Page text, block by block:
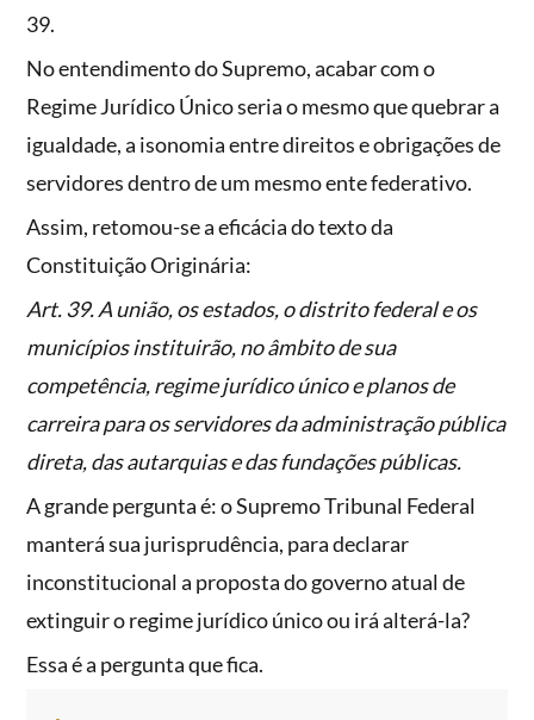
39.
No entendimento do Supremo, acabar com o
Regime Jurídico Único seria o mesmo que quebrar a
igualdade, a isonomia entre direitos e obrigações de
servidores dentro de um mesmo ente federativo.
Assim, retomou-se a eficácia do texto da
Constituição Originária:
Art. 39. A união, os estados, o distrito federal e os
municípios instituirão, no âmbito de sua
competência, regime jurídico único e planos de
carreira para os servidores da administração pública
direta, das autarquias e das fundações públicas.
A grande pergunta é: o Supremo Tribunal Federal
manterá sua jurisprudência, para declarar
inconstitucional a proposta do governo atual de
extinguir o regime jurídico único ou irá alterá-la?
Essa é a pergunta que fica.